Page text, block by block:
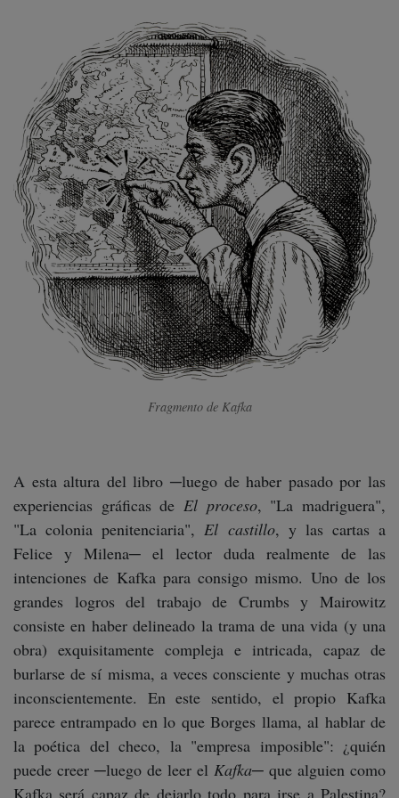
Fragmento de Kafka
A esta altura del libro ─luego de haber pasado por las
experiencias gráficas de El proceso, "La madriguera",
"La colonia penitenciaria",El castillo, y las cartas a
Felice y Milena─ el lector duda realmente de las
intenciones de Kafka para consigo mismo. Uno de los
grandes logros del trabajo de Crumbs y Mairowitz
consiste en haber delineado la trama de una vida (y una
obra) exquisitamente compleja e intricada, capaz de
burlarse de sí misma, a veces consciente y muchas otras
inconscientemente. En este sentido, el propio Kafka
parece entrampado en lo que Borges llama, al hablar de
la poética del checo, la "empresa imposible": ¿quién
puede creer ─luego de leer el Kafka─ que alguien como
Kafka será capaz de dejarlo todo para irse a Palestina?